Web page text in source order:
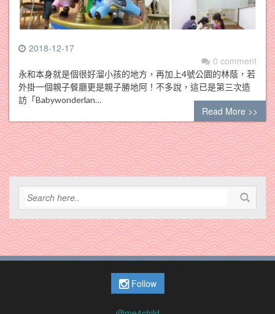
2018-12-17
0 comment
永和本身就是個很好溜小孩的地方，再加上4號公園的林蔭，若
外掛一個親子餐廳更是親子勝地阿！不多說，這已是第三次造
訪「Babywonderlan…
Read More >>
Follow